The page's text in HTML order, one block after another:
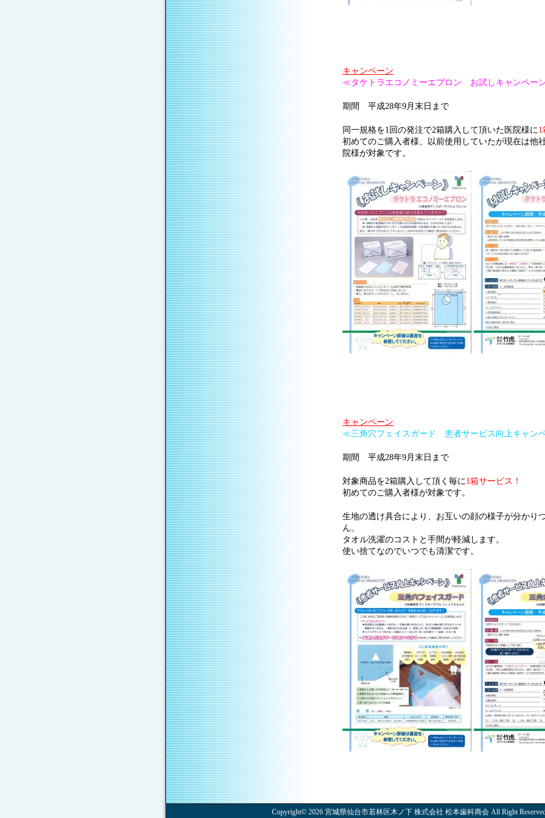
キャンペーン
≪タケトラエコノミーエプロン お試しキャンペー
期間 平成28年9月末日まで
同一規格を1回の発注で2箱購入して頂いた医院様に1
初めてのご購入者様、以前使用していたが現在は他
院様が対象です。
キャンペーン
≪三角穴フェイスガード 患者サービス向上キャン
期間 平成28年9月末日まで
対象商品を2箱購入して頂く毎に1箱サービス！
初めてのご購入者様が対象です。
生地の透け具合により、お互いの顔の様子が分かり
ん。
タオル洗濯のコストと手間が軽減します。
使い捨てなのでいつでも清潔です。
Copyright© 2026 宮城県仙台市若林区木ノ下 株式会社 松本歯科商会 All Right